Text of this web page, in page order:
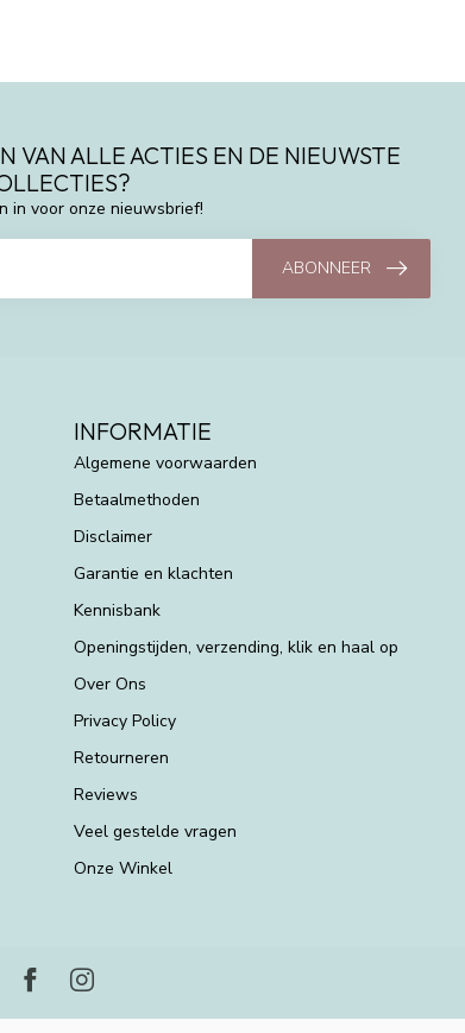
VAN ALLE ACTIES EN DE NIEUWSTE
in voor onze nieuwsbrief!
ABONNEER
INFORMATIE
Algemene voorwaarden
Betaalmethoden
Disclaimer
Garantie en klachten
Kennisbank
Openingstijden, verzending, klik en haal op
Over Ons
Privacy Policy
Retourneren
Reviews
Veel gestelde vragen
Onze Winkel